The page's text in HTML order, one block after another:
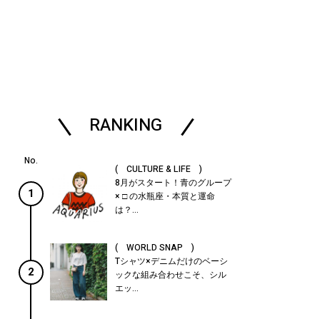
RANKING
1
( CULTURE & LIFE )
8月がスタート！青のグループ
× □ の水瓶座・本質と運命
は？...
2
( WORLD SNAP )
Tシャツ×デニムだけのベーシ
ックな組み合わせこそ、シル
エッ...